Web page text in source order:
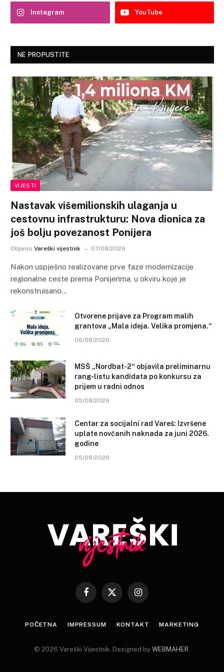
Instagram YouTube
NE PROPUSTITE
VIJESTI
Nastavak višemilionskih ulaganja u
cestovnu infrastrukturu: Nova dionica za
još bolju povezanost Ponijera
Objavio Vareški vijestnik 07/08/2026
Nakon uspješno realizovane prve faze modernizacije
regionalne ceste prema Ponijerima, u okviru koje je
rekonstruisano…
Otvorene prijave za Program malih
grantova „Mala ideja. Velika promjena.“
06/08/2026
MSŠ „Nordbat-2“ objavila preliminarnu
rang-listu kandidata po konkursu za
prijem u radni odnos
05/08/2026
Centar za socijalni rad Vareš: Izvršene
uplate novčanih naknada za juni 2026.
godine
05/08/2026
Facebook
X
Instagram
POČETNA IMPRESSUM KONTAKT MARKETING
© 2026 Vareški Vijestnik. Designed by WEBMAHER.